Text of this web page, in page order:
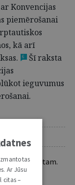
Konvencijas
piemērošanai
kā arī
6
Šī raksta
ieguvumus
abonentam.
Ar Jūsu
citas –